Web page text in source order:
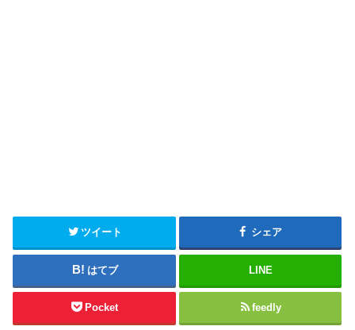
ツイート シェア
はてブ LINE
Pocket feedly